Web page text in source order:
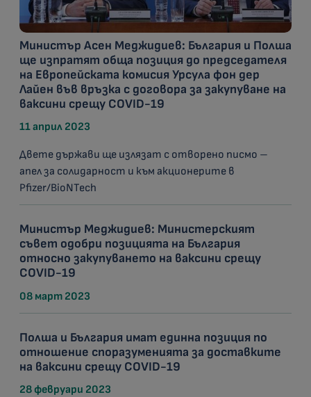
Министър Асен Меджидиев: България и Полша
ще изпратят обща позиция до председателя
на Европейската комисия Урсула фон дер
Лайен във връзка с договора за закупуване на
ваксини срещу COVID-19
11 април 2023
Двете държави ще излязат с отворено писмо –
апел за солидарност и към акционерите в
Pfizer/BioNTech
Министър Меджидиев: Министерският
съвет одобри позицията на България
относно закупуването на ваксини срещу
COVID-19
08 март 2023
Полша и България имат единна позиция по
отношение споразуменията за доставките
на ваксини срещу COVID-19
28 февруари 2023